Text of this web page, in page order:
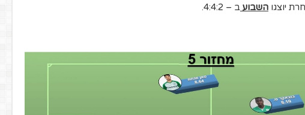
השבוע ב – 4:4:2.